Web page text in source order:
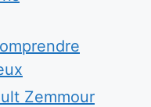
Zemmour